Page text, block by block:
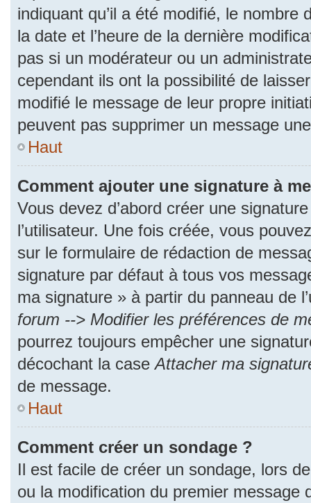
indiquant qu’il a été modifié, le nombre
la date et l’heure de la dernière
pas si un modérateur ou un
cependant ils ont la possibilité de
modifié le message de leur propre
peuvent pas supprimer un message
Haut
Comment ajouter une signature à
Vous devez d’abord créer une
l’utilisateur. Une fois créée, vous
sur le formulaire de rédaction de
signature par défaut à tous vos
ma signature » à partir du panneau de
forum --> Modifier les préférences de
pourrez toujours empêcher une
décochant la caseAttacher ma
de message.
Haut
Comment créer un sondage ?
Il est facile de créer un sondage, lors
ou la modification du premier message